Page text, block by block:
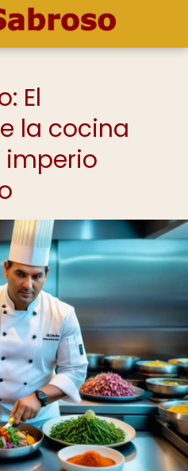
El
la cocina
imperio